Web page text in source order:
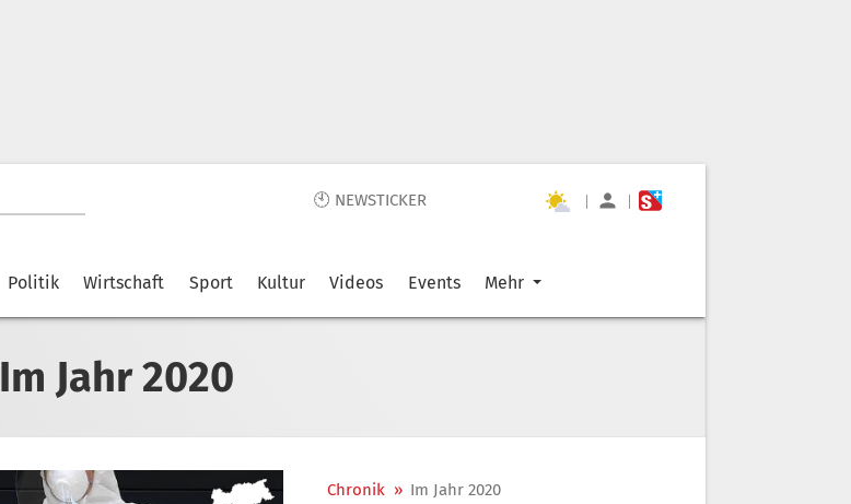
🕙 NEWSTICKER | |
Politik Wirtschaft Sport Kultur Videos Events Mehr
Im Jahr 2020
Chronik » Im Jahr 2020